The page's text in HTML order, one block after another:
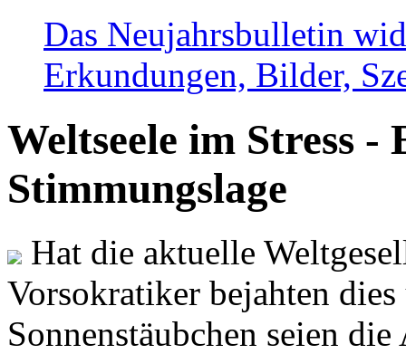
Das Neujahrsbulletin
Erkundungen, Bilder,
Weltseele im Stress -
Stimmungslage
Hat die aktuelle
Vorsokratiker bejahten
Sonnenstäubchen seien